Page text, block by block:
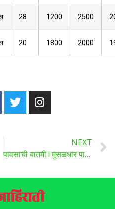
28 1200 2500
20 1800 2000
NEXT
पावसाची बातमी ! मुसळधार पावसाचा इशारा, पुढील 5 दिवस या जिल्ह्यांमध्ये ऑरेंज अलर्ट…